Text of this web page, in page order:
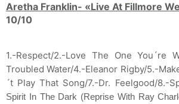
Aretha Franklin- «Live At Fillmore
10/10
1.-Respect/2.-Love The One You´re
Troubled Water/4.-Eleanor Rigby/5.-
´t Play That Song/7.-Dr. Feelgood/8.-
Spirit In The Dark (Reprise With Ray